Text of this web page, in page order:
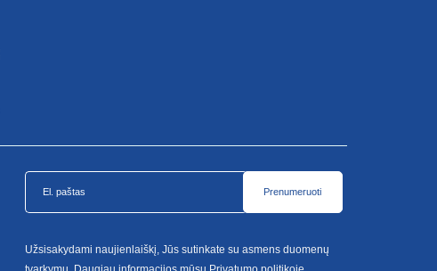
Prenumeruoti
Užsisakydami naujienlaiškį, Jūs sutinkate su asmens duomenų